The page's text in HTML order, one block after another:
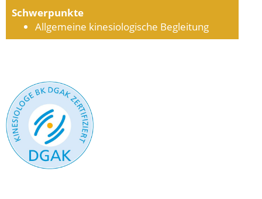
Schwerpunkte
Allgemeine kinesiologische Begleitung